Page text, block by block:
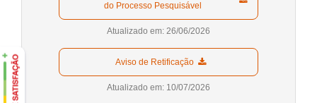
do Processo Pesquisável
Atualizado em: 26/06/2026
  Aviso de Retificação
Atualizado em: 10/07/2026